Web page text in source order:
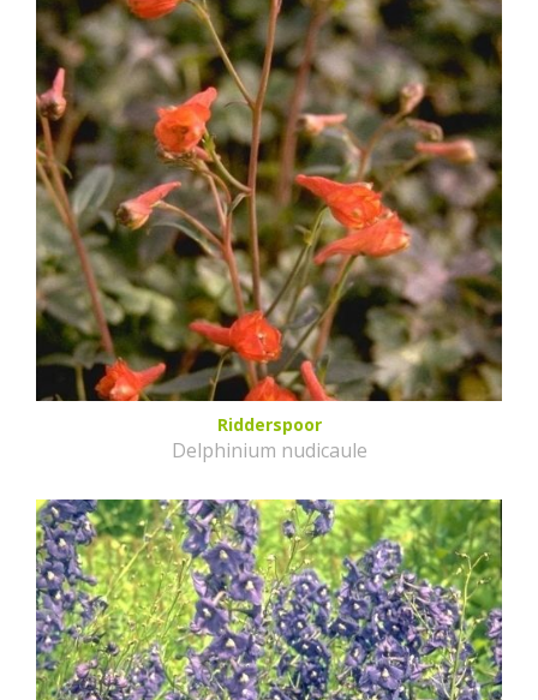
Ridderspoor
Delphinium nudicaule